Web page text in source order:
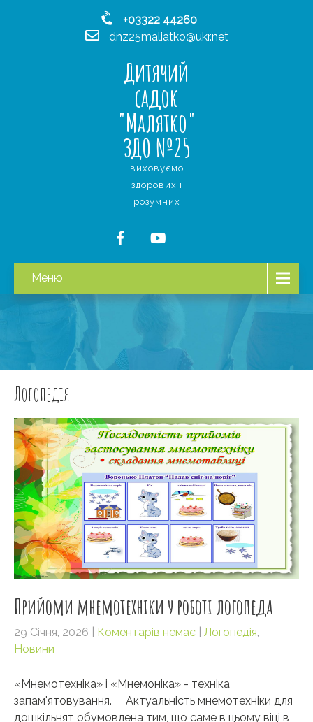
+03322 44260
dnz25maliatko@ukr.net
Дитячий
садок
"Малятко"
ЗДО №25
виховуємо
здорових і
розумних
Меню
Логопедія
Прийоми мнемотехніки у роботі логопеда
29 Січня, 2026 Коментарів немає Логопедія,
Новини
«Мнемотехніка» і «Мнемоніка» - техніка
запам'ятовування. Актуальність мнемотехніки для
дошкільнят обумовлена тим, що саме в цьому віці в